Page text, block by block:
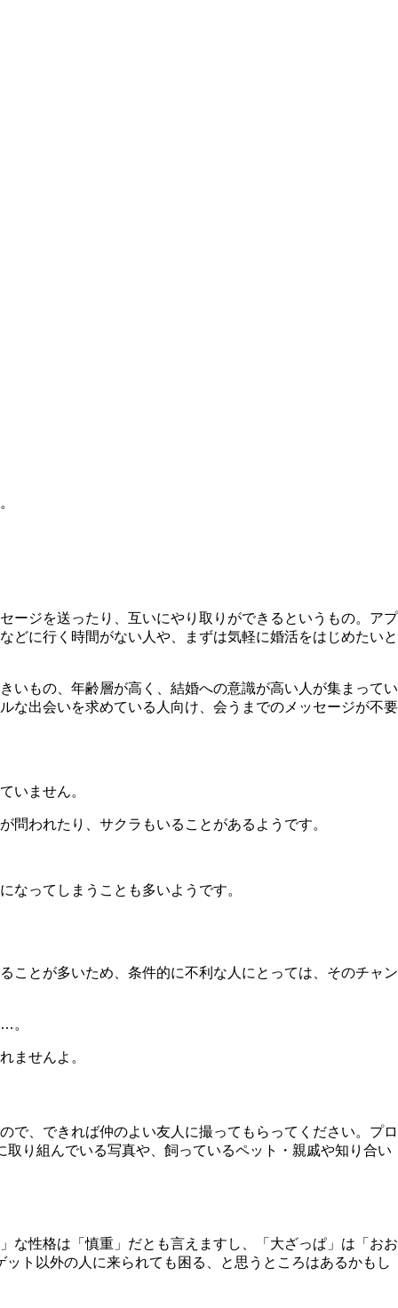
ージを送ったり、互いにやり取りができるというもの。アプ
どに行く時間がない人や、まずは気軽に婚活をはじめたいと
いもの、年齢層が高く、結婚への意識が高い人が集まってい
な出会いを求めている人向け、会うまでのメッセージが不要
いません。
われたり、サクラもいることがあるようです。
なってしまうことも多いようです。
ことが多いため、 条件的に不利な人にとっては、そのチャン
。
ませんよ。
で、できれば仲のよい友人に撮ってもらってください。プロ
り組んでいる写真や、飼っているペット・親戚や知り合い
な性格は「慎重」だとも言えますし、「大ざっぱ」は「おお
ット以外の人に来られても困る、と思うところはあるかもし